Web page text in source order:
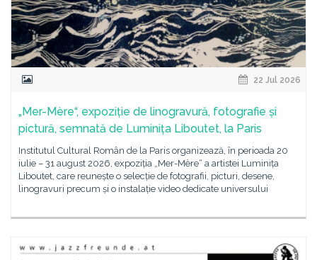
22 Jul 2026
„Mer-Mère“, expoziție de linogravură, fotografie și
pictură, semnată de Luminița Liboutet, la Paris
Institutul Cultural Român de la Paris organizează, în perioada 20
iulie – 31 august 2026, expoziția „Mer-Mère“ a artistei Luminița
Liboutet, care reunește o selecție de fotografii, picturi, desene,
linogravuri precum și o instalație video dedicate universului